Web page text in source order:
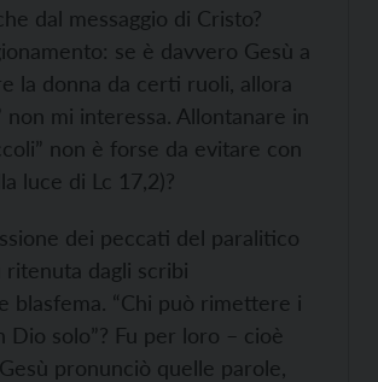
dal messaggio di Cristo?
se è davvero Gesù a
la donna da certi ruoli, allora
non mi interessa. Allontanare in
non è forse da evitare con
luce di Lc 17,2)?
dei peccati del paralitico
ritenuta dagli scribi
blasfema. “Chi può rimettere i
Dio solo”? Fu per loro – cioè
pronunciò quelle parole,